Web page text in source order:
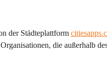
der Städteplattform
die außerhalb